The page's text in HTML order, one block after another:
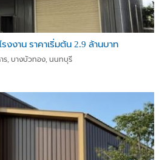
งงาน ราคาเริ่มต้น 2.9 ล้านบาท
ร, บางบัวทอง, นนทบุรี